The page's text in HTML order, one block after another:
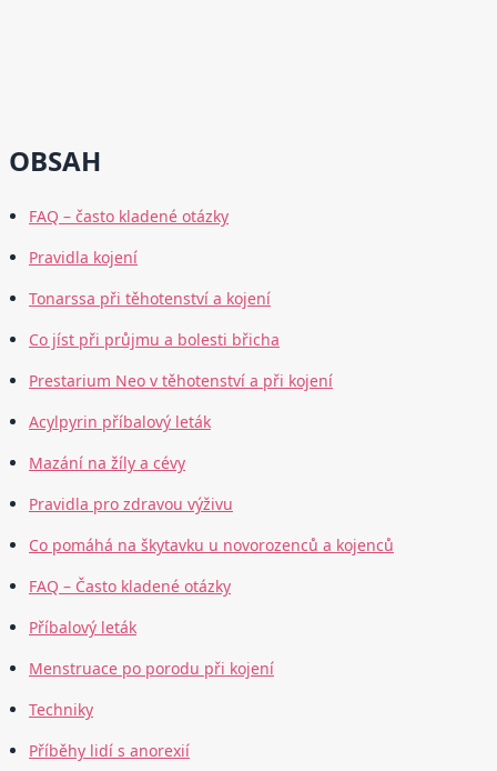
OBSAH
FAQ – často kladené otázky
Pravidla kojení
Tonarssa při těhotenství a kojení
Co jíst při průjmu a bolesti břicha
Prestarium Neo v těhotenství a při kojení
Acylpyrin příbalový leták
Mazání na žíly a cévy
Pravidla pro zdravou výživu
Co pomáhá na škytavku u novorozenců a kojenců
FAQ – Často kladené otázky
Příbalový leták
Menstruace po porodu při kojení
Techniky
Příběhy lidí s anorexií